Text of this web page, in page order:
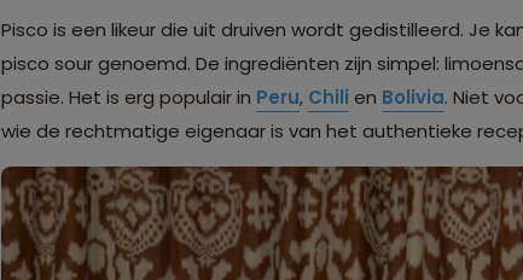
Pisco is een likeur die uit druiven wordt gedistilleerd. Je
pisco sour genoemd. De ingrediënten zijn simpel:
passie. Het is erg populair in Peru, Chili en Bolivia. Niet
wie de rechtmatige eigenaar is van het authentieke